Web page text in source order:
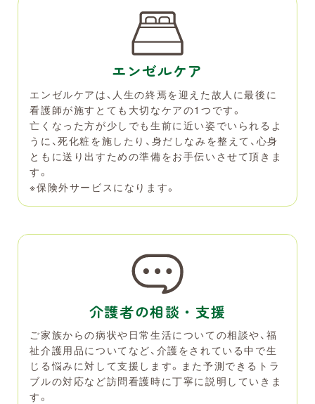
エンゼルケア
エンゼルケアは、人生の終焉を迎えた故人に最後に
看護師が施すとても大切なケアの1つです。
亡くなった方が少しでも生前に近い姿でいられるよ
うに、死化粧を施したり、身だしなみを整えて、心身
ともに送り出すための準備をお手伝いさせて頂きま
す。
※保険外サービスになります。
介護者の相談・支援
ご家族からの病状や日常生活についての相談や、福
祉介護用品についてなど、介護をされている中で生
じる悩みに対して支援します。また予測できるトラ
ブルの対応など訪問看護時に丁寧に説明していきま
す。